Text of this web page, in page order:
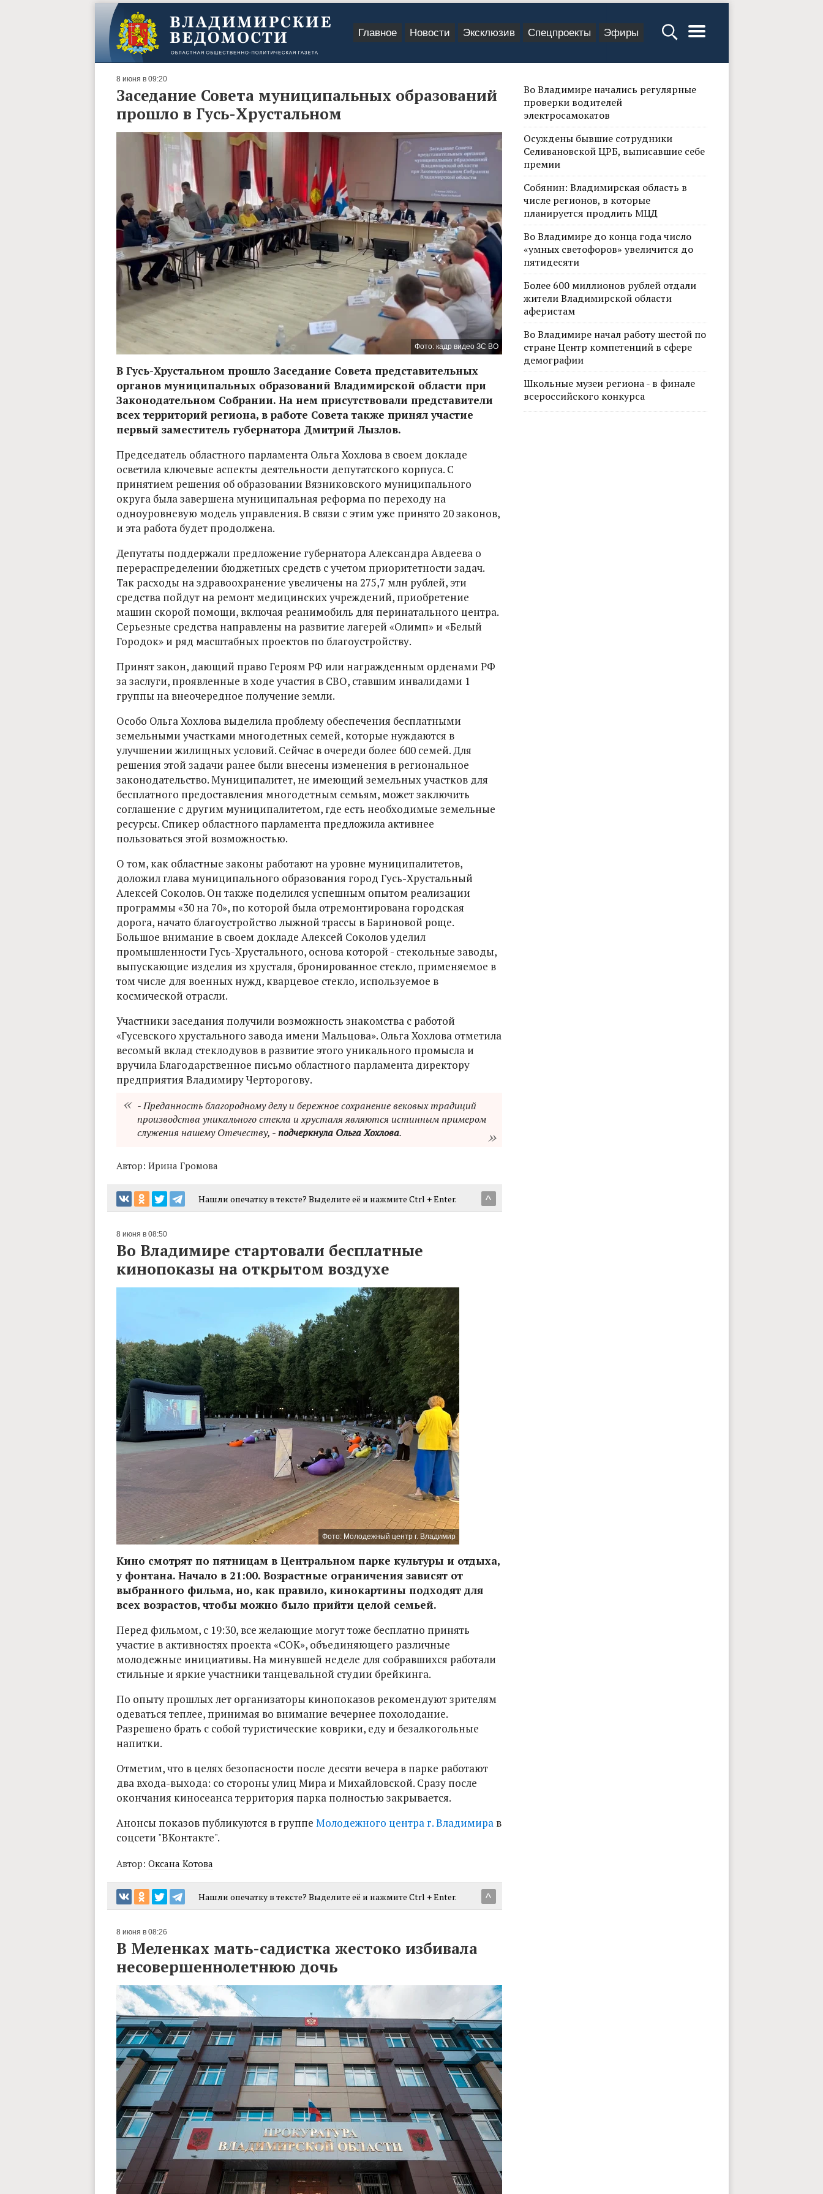
Главное Новости Эксклюзив Спецпроекты Эфиры
8 июня в 09:20
Заседание Совета муниципальных образований
прошло в Гусь-Хрустальном
Фото: кадр видео ЗС ВО
В Гусь-Хрустальном прошло Заседание Совета представительных
органов муниципальных образований Владимирской области при
Законодательном Собрании. На нем присутствовали представители
всех территорий региона, в работе Совета также принял участие
первый заместитель губернатора Дмитрий Лызлов.
Председатель областного парламента Ольга Хохлова в своем докладе
осветила ключевые аспекты деятельности депутатского корпуса. С
принятием решения об образовании Вязниковского муниципального
округа была завершена муниципальная реформа по переходу на
одноуровневую модель управления. В связи с этим уже принято 20 законов,
и эта работа будет продолжена.
Депутаты поддержали предложение губернатора Александра Авдеева о
перераспределении бюджетных средств с учетом приоритетности задач.
Так расходы на здравоохранение увеличены на 275,7 млн рублей, эти
средства пойдут на ремонт медицинских учреждений, приобретение
машин скорой помощи, включая реанимобиль для перинатального центра.
Серьезные средства направлены на развитие лагерей «Олимп» и «Белый
Городок» и ряд масштабных проектов по благоустройству.
Принят закон, дающий право Героям РФ или награжденным орденами РФ
за заслуги, проявленные в ходе участия в СВО, ставшим инвалидами 1
группы на внеочередное получение земли.
Особо Ольга Хохлова выделила проблему обеспечения бесплатными
земельными участками многодетных семей, которые нуждаются в
улучшении жилищных условий. Сейчас в очереди более 600 семей. Для
решения этой задачи ранее были внесены изменения в региональное
законодательство. Муниципалитет, не имеющий земельных участков для
бесплатного предоставления многодетным семьям, может заключить
соглашение с другим муниципалитетом, где есть необходимые земельные
ресурсы. Спикер областного парламента предложила активнее
пользоваться этой возможностью.
О том, как областные законы работают на уровне муниципалитетов,
доложил глава муниципального образования город Гусь-Хрустальный
Алексей Соколов. Он также поделился успешным опытом реализации
программы «30 на 70», по которой была отремонтирована городская
дорога, начато благоустройство лыжной трассы в Бариновой роще.
Большое внимание в своем докладе Алексей Соколов уделил
промышленности Гусь-Хрустального, основа которой - стекольные заводы,
выпускающие изделия из хрусталя, бронированное стекло, применяемое в
том числе для военных нужд, кварцевое стекло, используемое в
космической отрасли.
Участники заседания получили возможность знакомства с работой
«Гусевского хрустального завода имени Мальцова». Ольга Хохлова отметила
весомый вклад стеклодувов в развитие этого уникального промысла и
вручила Благодарственное письмо областного парламента директору
предприятия Владимиру Черторогову.
- Преданность благородному делу и бережное сохранение вековых традиций
производства уникального стекла и хрусталя являются истинным примером
служения нашему Отечеству, -подчеркнула Ольга Хохлова.
Автор: Ирина Громова
^
Нашли опечатку в тексте? Выделите её и нажмите Ctrl + Enter.
8 июня в 08:50
Во Владимире стартовали бесплатные
кинопоказы на открытом воздухе
Фото: Молодежный центр г. Владимир
Кино смотрят по пятницам в Центральном парке культуры и отдыха,
у фонтана. Начало в 21:00. Возрастные ограничения зависят от
выбранного фильма, но, как правило, кинокартины подходят для
всех возрастов, чтобы можно было прийти целой семьей.
Перед фильмом, с 19:30, все желающие могут тоже бесплатно принять
участие в активностях проекта «СОК», объединяющего различные
молодежные инициативы. На минувшей неделе для собравшихся работали
стильные и яркие участники танцевальной студии брейкинга.
По опыту прошлых лет организаторы кинопоказов рекомендуют зрителям
одеваться теплее, принимая во внимание вечернее похолодание.
Разрешено брать с собой туристические коврики, еду и безалкогольные
напитки.
Отметим, что в целях безопасности после десяти вечера в парке работают
два входа-выхода: со стороны улиц Мира и Михайловской. Сразу после
окончания киносеанса территория парка полностью закрывается.
Анонсы показов публикуются в группе Молодежного центра г. Владимира в
соцсети "ВКонтакте".
Автор: Оксана Котова
^
Нашли опечатку в тексте? Выделите её и нажмите Ctrl + Enter.
8 июня в 08:26
В Меленках мать-садистка жестоко избивала
несовершеннолетнюю дочь
Во Владимире начались регулярные
проверки водителей
электросамокатов
Осуждены бывшие сотрудники
Селивановской ЦРБ, выписавшие себе
премии
Собянин: Владимирская область в
числе регионов, в которые
планируется продлить МЦД
Во Владимире до конца года число
«умных светофоров» увеличится до
пятидесяти
Более 600 миллионов рублей отдали
жители Владимирской области
аферистам
Во Владимире начал работу шестой по
стране Центр компетенций в сфере
демографии
Школьные музеи региона - в финале
всероссийского конкурса